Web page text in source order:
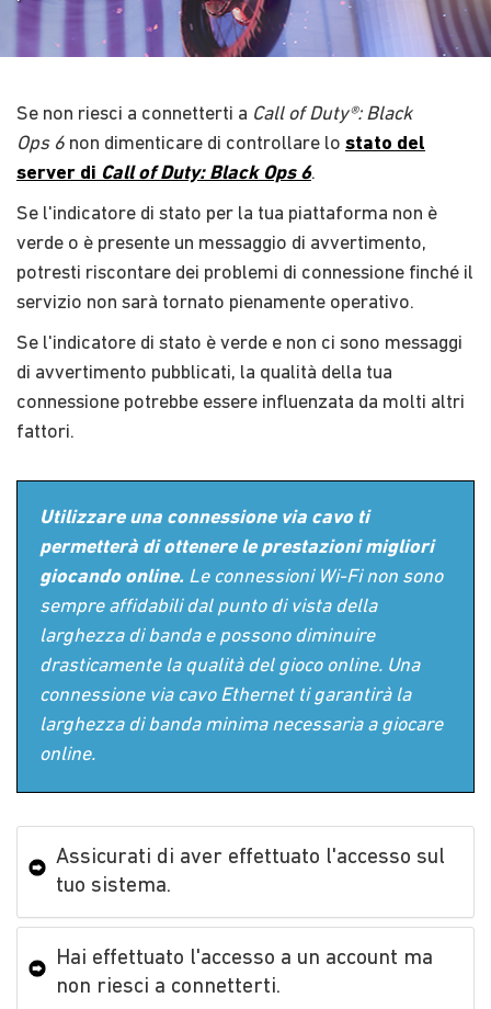
Se non riesci a connetterti a Call of Duty®: Black
Ops 6 non dimenticare di controllare lo stato del
server di Call of Duty: Black Ops 6.
Se l'indicatore di stato per la tua piattaforma non è
verde o è presente un messaggio di avvertimento,
potresti riscontare dei problemi di connessione finché il
servizio non sarà tornato pienamente operativo.
Se l'indicatore di stato è verde e non ci sono messaggi
di avvertimento pubblicati, la qualità della tua
connessione potrebbe essere influenzata da molti altri
fattori.
Utilizzare una connessione via cavo ti
permetterà di ottenere le prestazioni migliori
giocando online. Le connessioni Wi-Fi non sono
sempre affidabili dal punto di vista della
larghezza di banda e possono diminuire
drasticamente la qualità del gioco online. Una
connessione via cavo Ethernet ti garantirà la
larghezza di banda minima necessaria a giocare
online.
Assicurati di aver effettuato l'accesso sul
tuo sistema.
Hai effettuato l'accesso a un account ma
non riesci a connetterti.